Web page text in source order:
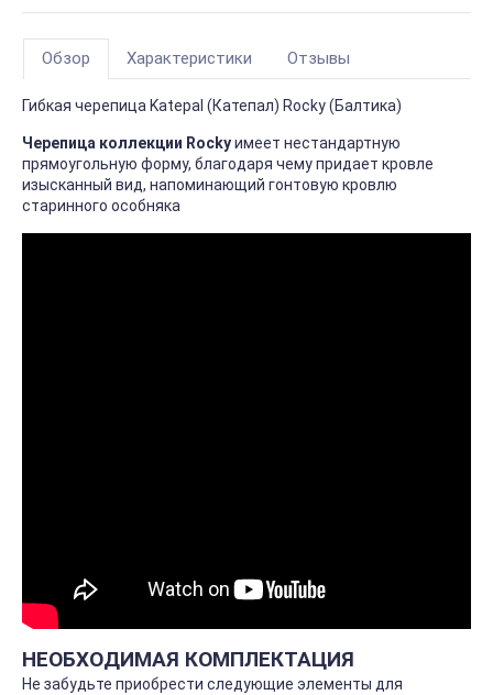
Обзор Характеристики Отзывы
Гибкая черепица Katepal (Катепал) Rocky (Балтика)
Черепица коллекции Rockyимеет нестандартную
прямоугольную форму, благодаря чему придает кровле
изысканный вид, напоминающий гонтовую кровлю
старинного особняка
НЕОБХОДИМАЯ КОМПЛЕКТАЦИЯ
Не забудьте приобрести следующие элементы для